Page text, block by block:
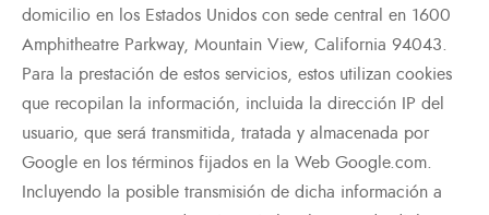
domicilio en los Estados Unidos con sede central en 1600
Amphitheatre Parkway, Mountain View, California 94043.
Para la prestación de estos servicios, estos utilizan cookies
que recopilan la información, incluida la dirección IP del
usuario, que será transmitida, tratada y almacenada por
Google en los términos fijados en la Web Google.com.
Incluyendo la posible transmisión de dicha información a